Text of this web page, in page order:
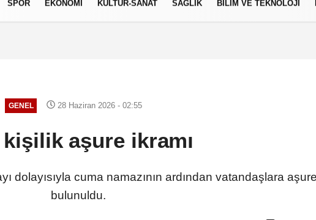
SPOR EKONOMİ KÜLTÜR-SANAT SAĞLIK BİLİM VE TEKNOLOJİ
GENEL 28 Haziran 2026 - 02:55
kişilik aşure ikramı
dolayısıyla cuma namazının ardından vatandaşlara
bulunuldu.